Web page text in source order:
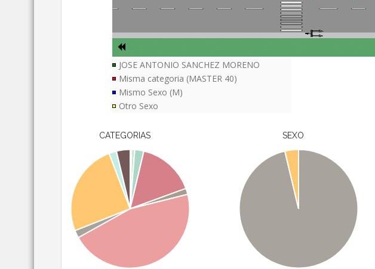
JOSE ANTONIO SANCHEZ MORENO
Misma categoria (MASTER 40)
Mismo Sexo (M)
Otro Sexo
CATEGORIAS SEXO